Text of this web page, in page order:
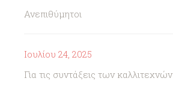
Ανεπιθύμητοι
Ιουλίου 24, 2025
Για τις συντάξεις των καλλιτεχνών